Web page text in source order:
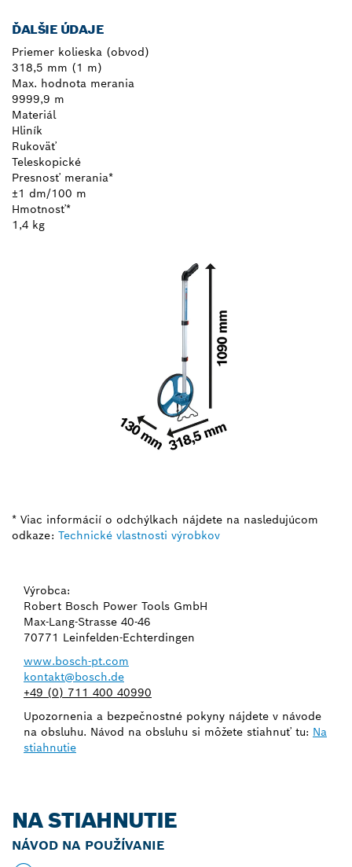
ĎALŠIE ÚDAJE
Priemer kolieska (obvod)
318,5 mm (1 m)
Max. hodnota merania
9999,9 m
Materiál
Hliník
Rukoväť
Teleskopické
Presnosť merania*
±1 dm/100 m
Hmotnosť*
1,4 kg
* Viac informácií o odchýlkach nájdete na nasledujúcom
odkaze: Technické vlastnosti výrobkov
Výrobca:
Robert Bosch Power Tools GmbH
Max-Lang-Strasse 40-46
70771 Leinfelden-Echterdingen
www.bosch-pt.com
kontakt@bosch.de
+49 (0) 711 400 40990
Upozornenia a bezpečnostné pokyny nájdete v návode
na obsluhu. Návod na obsluhu si môžete stiahnuť tu: Na
stiahnutie
NA STIAHNUTIE
NÁVOD NA POUŽÍVANIE